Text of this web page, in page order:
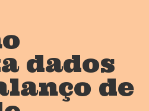
dados
de